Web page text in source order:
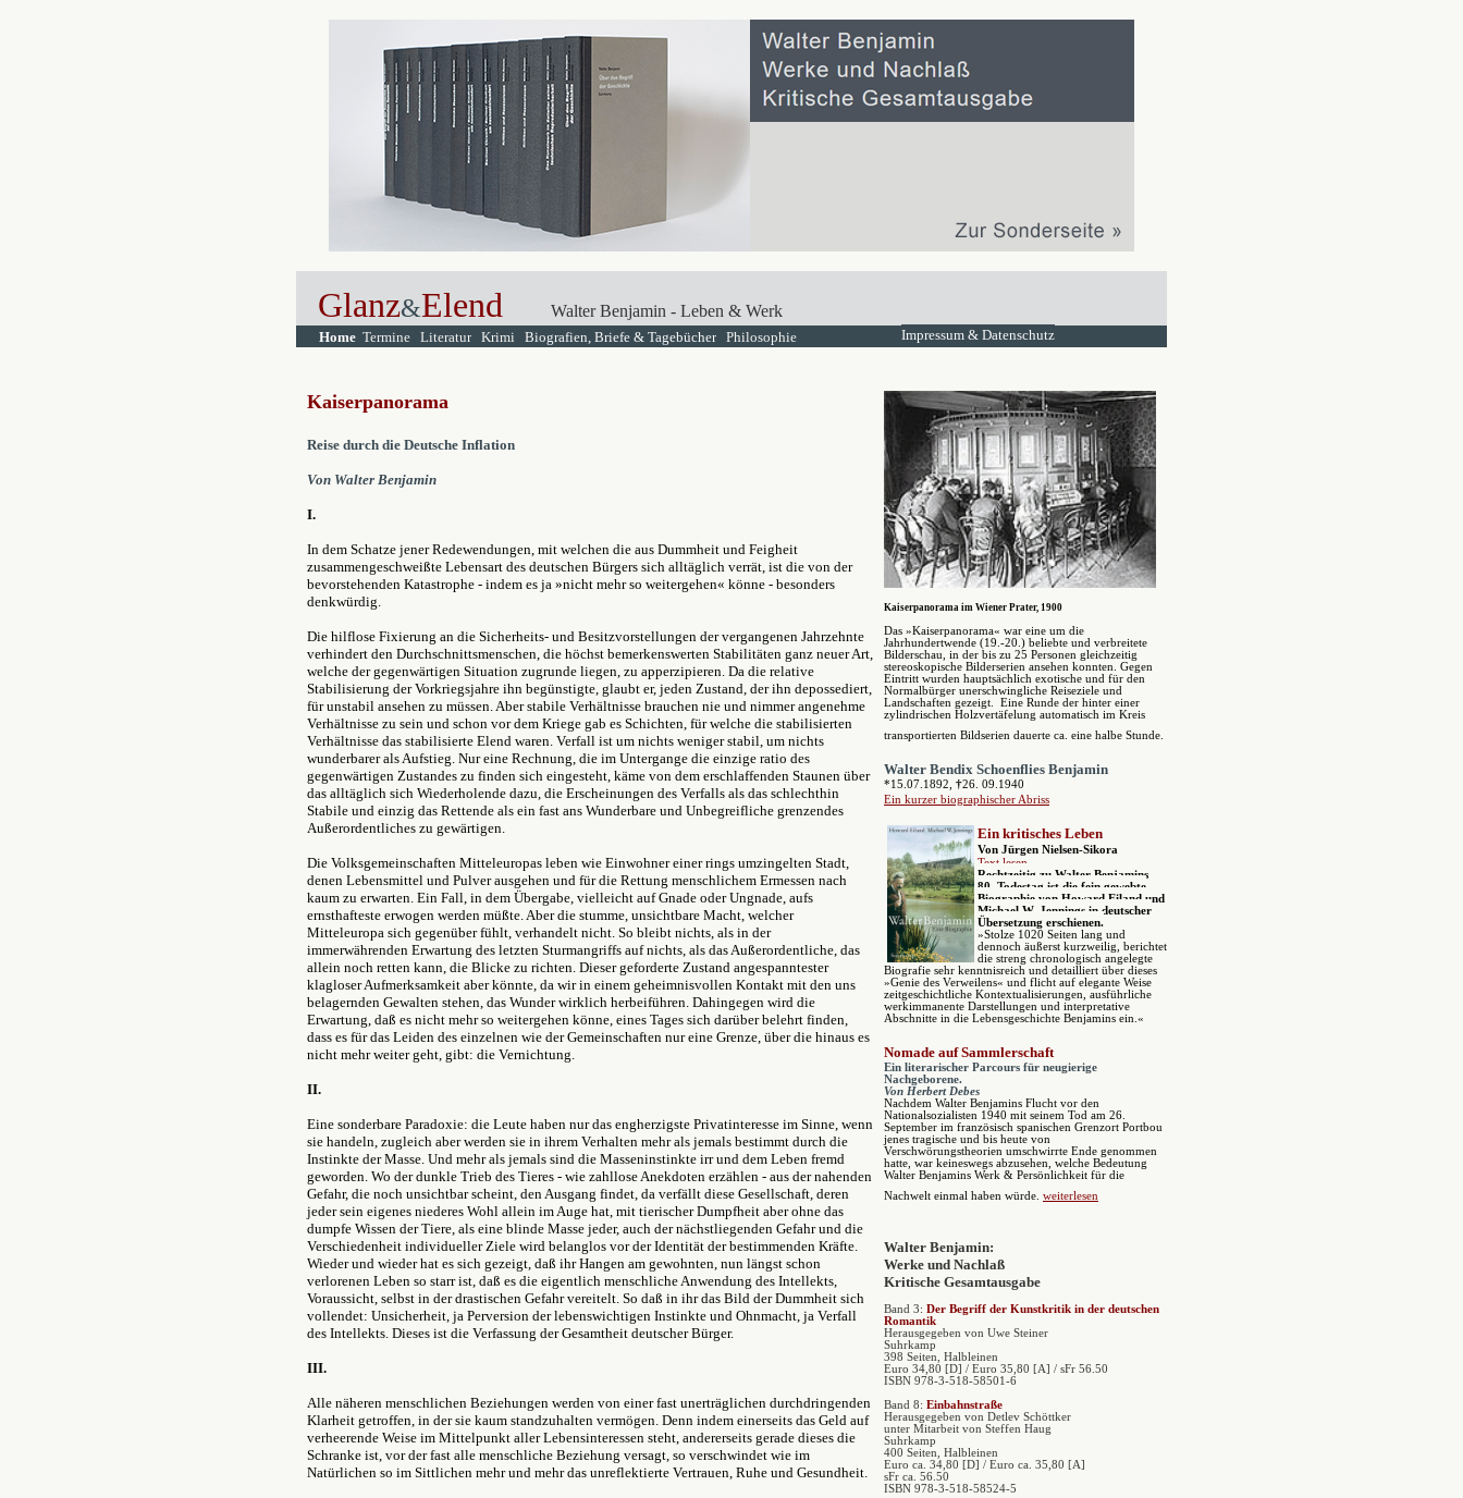
Glanz&Elend Walter Benjamin - Leben & Werk
Home Termine Literatur Krimi Biografien, Briefe & Tagebücher Philosophie Impressum & Datenschutz
Kaiserpanorama
Reise durch die Deutsche Inflation
Von Walter Benjamin
I.
In dem Schatze jener Redewendungen, mit welchen die aus Dummheit und Feigheit
zusammengeschweißte Lebensart des deutschen Bürgers sich alltäglich verrät, ist die von der
bevorstehenden Katastrophe - indem es ja »nicht mehr so weitergehen« könne - besonders
denkwürdig.
Die hilflose Fixierung an die Sicherheits- und Besitzvorstellungen der vergangenen Jahrzehnte
verhindert den Durchschnittsmenschen, die höchst bemerkenswerten Stabilitäten ganz neuer Art,
welche der gegenwärtigen Situation zugrunde liegen, zu apperzipieren. Da die relative
Stabilisierung der Vorkriegsjahre ihn begünstigte, glaubt er, jeden Zustand, der ihn depossediert,
für unstabil ansehen zu müssen. Aber stabile Verhältnisse brauchen nie und nimmer angenehme
Verhältnisse zu sein und schon vor dem Kriege gab es Schichten, für welche die stabilisierten
Verhältnisse das stabilisierte Elend waren. Verfall ist um nichts weniger stabil, um nichts
wunderbarer als Aufstieg. Nur eine Rechnung, die im Untergange die einzige ratio des
gegenwärtigen Zustandes zu finden sich eingesteht, käme von dem erschlaffenden Staunen über
das alltäglich sich Wiederholende dazu, die Erscheinungen des Verfalls als das schlechthin
Stabile und einzig das Rettende als ein fast ans Wunderbare und Unbegreifliche grenzendes
Außerordentliches zu gewärtigen.
Die Volksgemeinschaften Mitteleuropas leben wie Einwohner einer rings umzingelten Stadt,
denen Lebensmittel und Pulver ausgehen und für die Rettung menschlichem Ermessen nach
kaum zu erwarten. Ein Fall, in dem Übergabe, vielleicht auf Gnade oder Ungnade, aufs
ernsthafteste erwogen werden müßte. Aber die stumme, unsichtbare Macht, welcher
Mitteleuropa sich gegenüber fühlt, verhandelt nicht. So bleibt nichts, als in der
immerwährenden Erwartung des letzten Sturmangriffs auf nichts, als das Außerordentliche, das
allein noch retten kann, die Blicke zu richten. Dieser geforderte Zustand angespanntester
klagloser Aufmerksamkeit aber könnte, da wir in einem geheimnisvollen Kontakt mit den uns
belagernden Gewalten stehen, das Wunder wirklich herbeiführen. Dahingegen wird die
Erwartung, daß es nicht mehr so weitergehen könne, eines Tages sich darüber belehrt finden,
dass es für das Leiden des einzelnen wie der Gemeinschaften nur eine Grenze, über die hinaus es
nicht mehr weiter geht, gibt: die Vernichtung.
II.
Eine sonderbare Paradoxie: die Leute haben nur das engherzigste Privatinteresse im Sinne, wenn
sie handeln, zugleich aber werden sie in ihrem Verhalten mehr als jemals bestimmt durch die
Instinkte der Masse. Und mehr als jemals sind die Masseninstinkte irr und dem Leben fremd
geworden. Wo der dunkle Trieb des Tieres - wie zahllose Anekdoten erzählen - aus der nahenden
Gefahr, die noch unsichtbar scheint, den Ausgang findet, da verfällt diese Gesellschaft, deren
jeder sein eigenes niederes Wohl allein im Auge hat, mit tierischer Dumpfheit aber ohne das
dumpfe Wissen der Tiere, als eine blinde Masse jeder, auch der nächstliegenden Gefahr und die
Verschiedenheit individueller Ziele wird belanglos vor der Identität der bestimmenden Kräfte.
Wieder und wieder hat es sich gezeigt, daß ihr Hangen am gewohnten, nun längst schon
verlorenen Leben so starr ist, daß es die eigentlich menschliche Anwendung des Intellekts,
Voraussicht, selbst in der drastischen Gefahr vereitelt. So daß in ihr das Bild der Dummheit sich
vollendet: Unsicherheit, ja Perversion der lebenswichtigen Instinkte und Ohnmacht, ja Verfall
des Intellekts. Dieses ist die Verfassung der Gesamtheit deutscher Bürger.
III.
Alle näheren menschlichen Beziehungen werden von einer fast unerträglichen durchdringenden
Klarheit getroffen, in der sie kaum standzuhalten vermögen. Denn indem einerseits das Geld auf
verheerende Weise im Mittelpunkt aller Lebensinteressen steht, andererseits gerade dieses die
Schranke ist, vor der fast alle menschliche Beziehung versagt, so verschwindet wie im
Natürlichen so im Sittlichen mehr und mehr das unreflektierte Vertrauen, Ruhe und Gesundheit.
Kaiserpanorama im Wiener Prater, 1900
Das »Kaiserpanorama« war eine um die
Jahrhundertwende (19.-20.) beliebte und verbreitete
Bilderschau, in der bis zu 25 Personen gleichzeitig
stereoskopische Bilderserien ansehen konnten. Gegen
Eintritt wurden hauptsächlich exotische und für den
Normalbürger unerschwingliche Reiseziele und
Landschaften gezeigt. Eine Runde der hinter einer
zylindrischen Holzvertäfelung automatisch im Kreis
transportierten Bildserien dauerte ca. eine halbe Stunde.
Walter Bendix Schoenflies Benjamin
*15.07.1892, †26. 09.1940
Ein kurzer biographischer Abriss
Ein kritisches Leben
Von Jürgen Nielsen-Sikora
Text lesen
Rechtzeitig zu Walter Benjamins
80. Todestag ist die fein gewebte
Biographie von Howard Eiland und
Michael W. Jennings in deutscher
Übersetzung erschienen.
»Stolze 1020 Seiten lang und
dennoch äußerst kurzweilig, berichtet
die streng chronologisch angelegte
Biografie sehr kenntnisreich und detailliert über dieses
»Genie des Verweilens« und flicht auf elegante Weise
zeitgeschichtliche Kontextualisierungen, ausführliche
werkimmanente Darstellungen und interpretative
Abschnitte in die Lebensgeschichte Benjamins ein.«
Nomade auf Sammlerschaft
Ein literarischer Parcours für neugierige
Nachgeborene.
Von Herbert Debes
Nachdem Walter Benjamins Flucht vor den
Nationalsozialisten 1940 mit seinem Tod am 26.
September im französisch spanischen Grenzort Portbou
jenes tragische und bis heute von
Verschwörungstheorien umschwirrte Ende genommen
hatte, war keineswegs abzusehen, welche Bedeutung
Walter Benjamins Werk & Persönlichkeit für die
Nachwelt einmal haben würde. weiterlesen
Walter Benjamin:
Werke und Nachlaß
Kritische Gesamtausgabe
Band 3: Der Begriff der Kunstkritik in der deutschen
Romantik
Herausgegeben von Uwe Steiner
Suhrkamp
398 Seiten, Halbleinen
Euro 34,80 [D] / Euro 35,80 [A] / sFr 56.50
ISBN 978-3-518-58501-6
Band 8: Einbahnstraße
Herausgegeben von Detlev Schöttker
unter Mitarbeit von Steffen Haug
Suhrkamp
400 Seiten, Halbleinen
Euro ca. 34,80 [D] / Euro ca. 35,80 [A]
sFr ca. 56.50
ISBN 978-3-518-58524-5